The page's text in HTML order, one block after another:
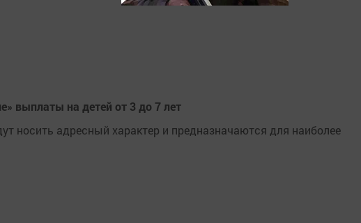
выплаты на детей от 3 до 7 лет
носить адресный характер и предназначаются для наиболее